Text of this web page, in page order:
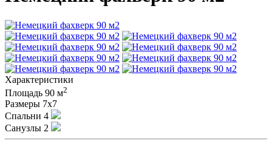
Характеристики
Площадь 90 м2
Размеры 7x7
Спальни 4
Санузлы 2